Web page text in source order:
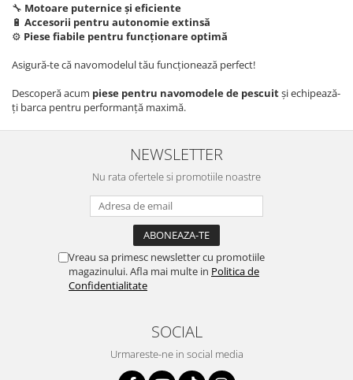
🔧 Motoare puternice și eficiente
🔋 Accesorii pentru autonomie extinsă
⚙️ Piese fiabile pentru funcționare optimă
Asigură-te că navomodelul tău funcționează perfect!
Descoperă acum piese pentru navomodele de pescuitși echipează-
ți barca pentru performanță maximă.
NEWSLETTER
Nu rata ofertele si promotiile noastre
Vreau sa primesc newsletter cu promotiile
magazinului. Afla mai multe in Politica de
Confidentialitate
SOCIAL
Urmareste-ne in social media